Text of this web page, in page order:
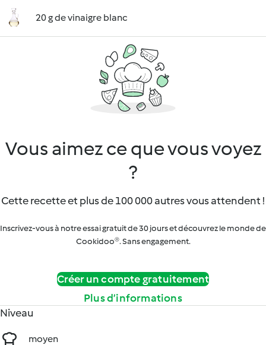
20 g de vinaigre blanc
Vous aimez ce que vous voyez
?
Cette recette et plus de 100 000 autres vous attendent !
Inscrivez-vous à notre essai gratuit de 30 jours et découvrez le monde de
Cookidoo®. Sans engagement.
Créer un compte gratuitement
Plus d’informations
Niveau
moyen